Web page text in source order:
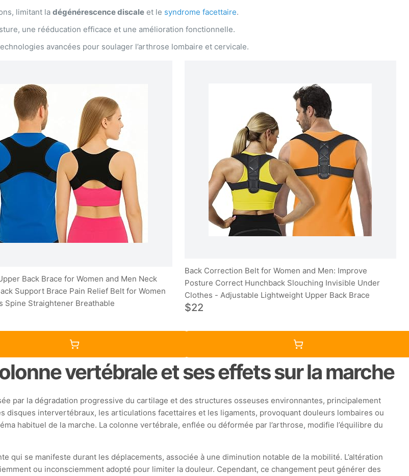
limitant ladégénérescence discale et le syndrome facettaire.
une rééducation efficace et une amélioration fonctionnelle.
avancées pour soulager l’arthrose lombaire et cervicale.
Back Brace for Women and Men Neck
Support Brace Pain Relief Belt for Women
Spine Straightener Breathable
Back Correction Belt for Women and Men: Improve
Posture Correct Hunchback Slouching Invisible Under
Clothes - Adjustable Lightweight Upper Back Brace
$22
vertébrale et ses effets sur la marche
par la dégradation progressive du cartilage et des structures osseuses environnantes, principalement
disques intervertébraux, les articulations facettaires et les ligaments, provoquant douleurs lombaires ou
habituel de la marche. La colonne vertébrale, enflée ou déformée par l’arthrose, modifie l’équilibre du
se manifeste durant les déplacements, associée à une diminution notable de la mobilité. L’altération
ou inconsciemment adopté pour limiter la douleur. Cependant, ce changement peut générer des